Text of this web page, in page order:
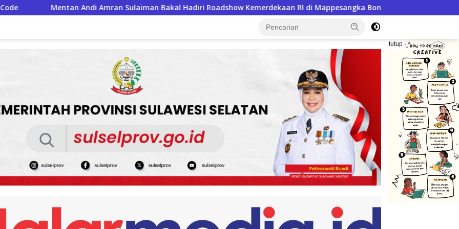
Sulaiman Bakal Hadiri Roadshow Kemerdekaan RI di Mappesangka Bone Besok, Ratusan Doorprize Siap Dibagikan
tutup